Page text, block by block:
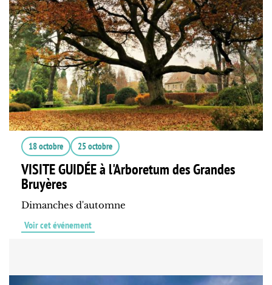
18 octobre 25 octobre
VISITE GUIDÉE à l'Arboretum des Grandes
Bruyères
Dimanches d'automne
Voir cet événement